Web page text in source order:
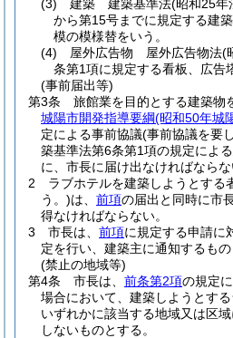
(3)
建築 建築基準法(昭和25年
から第15号までに規定する建
模の模様替をいう。
(4)
屋外広告物 屋外広告物法(
条第1項に規定する看板、広告
(事前届出等)
第3条
旅館業を目的とする建築物
城陽市開発指導要綱(昭和50年城
定による事前協議(事前協議を要
築基準法第6条第1項の規定によ
に、市長に届け出なければならな
2
ラブホテルを建築しようとする
う。)は、 前項の届出と同時に市
得なければならない。
3
市長は、 前項に規定する申請に
定を行い、建築主に通知するもの
(禁止の地域等)
第4条
市長は、 前条第2項の規定
場合において、建築しようとす
いずれかに該当する地域又は区
しないものとする。